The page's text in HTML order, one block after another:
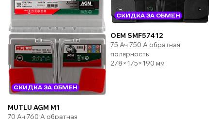
СКИДКА ЗА ОБМЕН
MUTLU AGM M1
70 Ач 760 А обратная
СКИДКА ЗА ОБМЕН
OEM SMF57412
75 Ач 750 А обратная
полярность
278×175×190 мм